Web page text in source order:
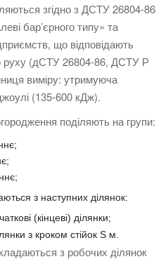
згідно з ДСТУ 26804-86
бар’єрного типу» та
що відповідають
руху (дСТУ 26804-86, ДСТУ Р
виміру: утримуюча
(135-600 кДж).
поділяють на групи:
з наступних ділянок:
(кінцеві) ділянки;
з кроком стійок S м.
з робочих ділянок